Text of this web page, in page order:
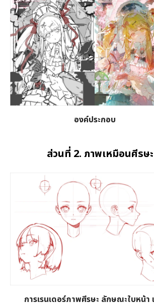
องค์ประกอบ
ส่วนที่ 2. ภาพเหมือนศีรษ
การเรนเดอร์ภาพศีรษะ ลักษณะใบหน้า